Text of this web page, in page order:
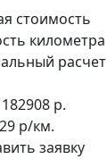
стоимость
километра
расчет
р.
29 р/км.
заявку